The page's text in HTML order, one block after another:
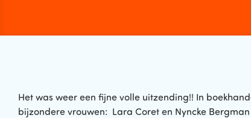
Het was weer een fijne volle uitzending!! In
bijzondere vrouwen: Lara Coret en Nyncke